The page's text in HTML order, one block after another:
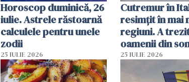
Horoscop duminică, 26
iulie. Astrele răstoarnă
calculele pentru unele
zodii
25 IULIE 2026
Cutremur în
resimțit în mai
regiuni. A
oamenii din
un alt seism
o zi înainte
25 IULIE 2026